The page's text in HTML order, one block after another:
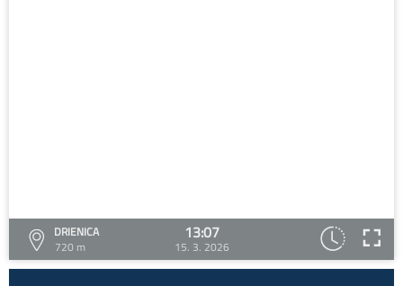
DRIENICA
720 m
13:07
15. 3. 2026